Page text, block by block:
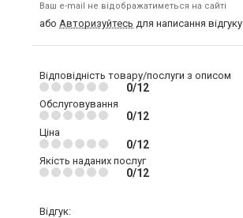
Ваш e-mail не відображатиметься на сайті
або Авторизуйтесь для написання відгуку
Відповідність товару/послуги з описом
0/12
Обслуговування
0/12
Ціна
0/12
Якість наданих послуг
0/12
Відгук: